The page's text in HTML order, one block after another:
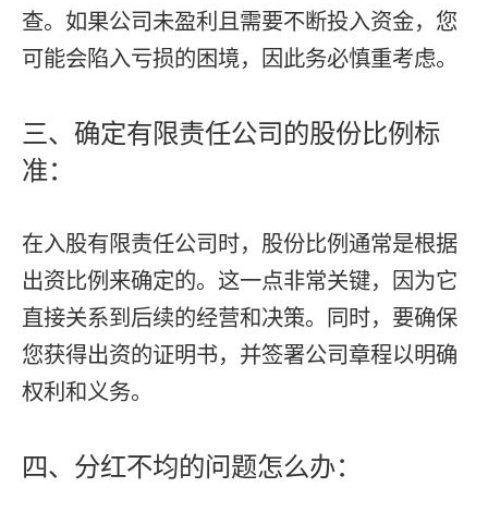
查。如果公司未盈利且需要不断投入资金，您
可能会陷入亏损的困境，因此务必慎重考虑。
三、确定有限责任公司的股份比例标
准：
在入股有限责任公司时，股份比例通常是根据
出资比例来确定的。这一点非常关键，因为它
直接关系到后续的经营和决策。同时，要确保
您获得出资的证明书，并签署公司章程以明确
权利和义务。
四、分红不均的问题怎么办：